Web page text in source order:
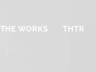
THE WORKS THTR